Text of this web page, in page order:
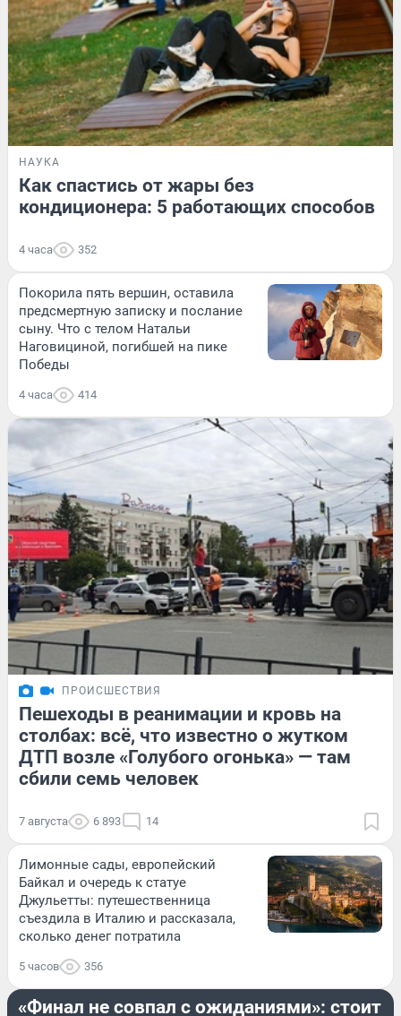
НАУКА
Как спастись от жары без
кондиционера: 5 работающих способов
4 часа 352
Покорила пять вершин, оставила
предсмертную записку и послание
сыну. Что с телом Натальи
Наговициной, погибшей на пике
Победы
4 часа 414
ПРОИСШЕСТВИЯ
Пешеходы в реанимации и кровь на
столбах: всё, что известно о жутком
ДТП возле «Голубого огонька» — там
сбили семь человек
7 августа 6 893 14
Лимонные сады, европейский
Байкал и очередь к статуе
Джульетты: путешественница
съездила в Италию и рассказала,
сколько денег потратила
5 часов 356
РАЗВЛЕЧЕНИЯ
«Финал не совпал с ожиданиями»: стоит